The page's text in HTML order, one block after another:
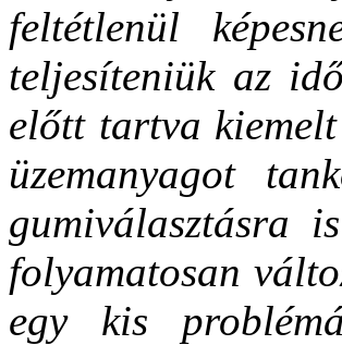
feltétlenül
teljesíteniük az
előtt tartva
üzemanyagot
gumiválasztásra
folyamatosan
egy kis